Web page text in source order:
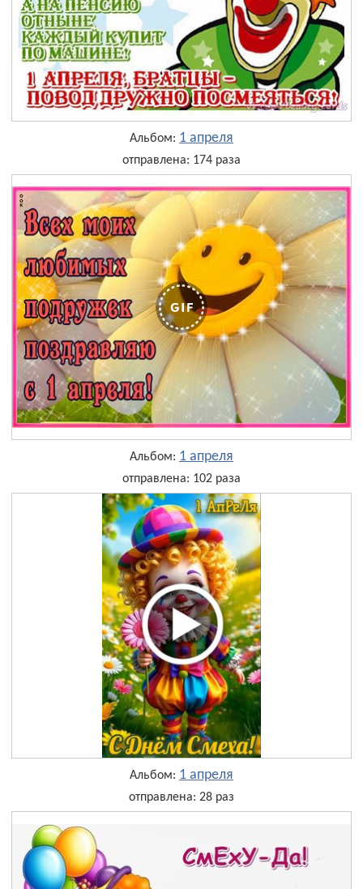
Альбом: 1 апреля
отправлена: 174 раза
Альбом: 1 апреля
отправлена: 102 раза
Альбом: 1 апреля
отправлена: 28 раз